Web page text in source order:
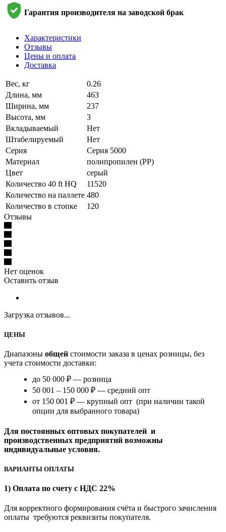
Гарантия производителя на заводской брак
Характеристики
Отзывы
Цены и оплата
Доставка
Вес, кг
0.26
Длина, мм
463
Ширина, мм
237
Высота, мм
3
Вкладываемый
Нет
Штабелируемый
Нет
Серия
Серия 5000
Материал
полипропилен (PP)
Цвет
серый
Количество 40 ft HQ
11520
Количество на паллете 480
Количество в стопке
120
Отзывы
Нет оценок
Оставить отзыв
Загрузка отзывов...
ЦЕНЫ
Диапазоны общей стоимости заказа в ценах розницы, без
учета стоимости доставки:
до 50 000 ₽ — розница
50 001 – 150 000 ₽ — средний опт
от 150 001 ₽ — крупный опт (при наличии такой
опции для выбранного товара)
Для постоянных оптовых покупателей и
производственных предприятий возможны
индивидуальные условия.
ВАРИАНТЫ ОПЛАТЫ
1) Оплата по счету с НДС 22%
Для корректного формирования счёта и быстрого зачисления
оплаты требуются реквизиты покупателя.